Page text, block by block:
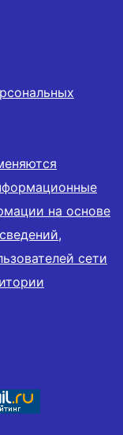
на основе
сети